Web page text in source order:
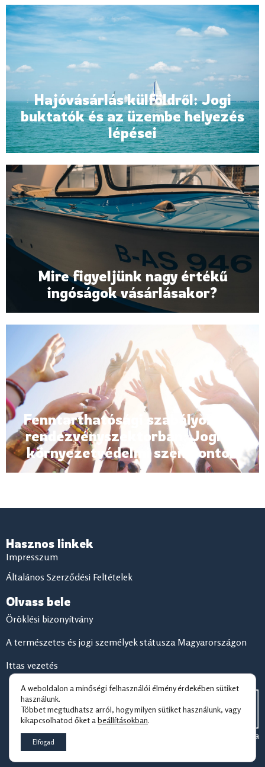
Hajóvásárlás külföldről: Jogi
buktatók és az üzembe helyezés
lépései
Mire figyeljünk nagy értékű
ingóságok vásárlásakor?
Fenntarthatósági szabályozás a
rendezvényszektorban: Jogi és
környezetvédelmi szempontok
Hasznos linkek
Impresszum
Általános Szerződési Feltételek
Olvass bele
Öröklési bizonyítvány
A természetes és jogi személyek státusza Magyarországon
Ittas vezetés
© 2026 Jogzóna
A weboldalon a minőségi felhasználói élmény érdekében sütiket
használunk.
Többet megtudhatsz arról, hogy milyen sütiket használunk, vagy
kikapcsolhatod őket a beállításokban.
Elfogad